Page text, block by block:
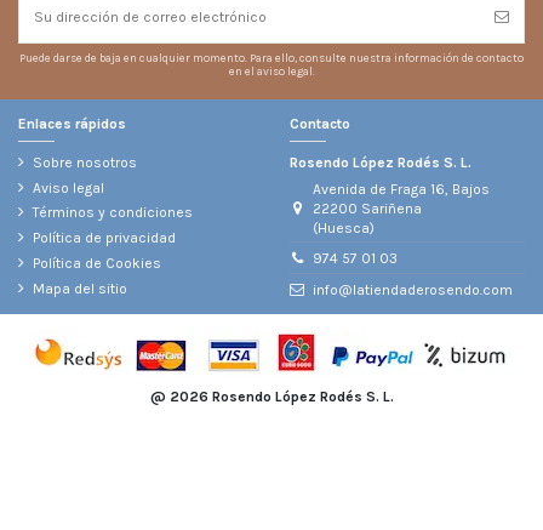
Puede darse de baja en cualquier momento. Para ello, consulte nuestra información de contacto
en el aviso legal.
Enlaces rápidos
Sobre nosotros
Aviso legal
Términos y condiciones
Política de privacidad
Política de Cookies
Mapa del sitio
Contacto
Rosendo López Rodés S. L.
Avenida de Fraga 16, Bajos
22200 Sariñena
(Huesca)
974 57 01 03
info@latiendaderosendo.com
@ 2026 Rosendo López Rodés S. L.